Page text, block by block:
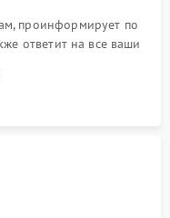
проинформирует по
ответит на все ваши